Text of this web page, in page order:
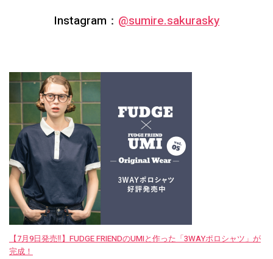
Instagram： @sumire.sakurasky
【7月9日発売‼︎】FUDGE FRIENDのUMIと作った「3WAYポロシャツ」が
完成！